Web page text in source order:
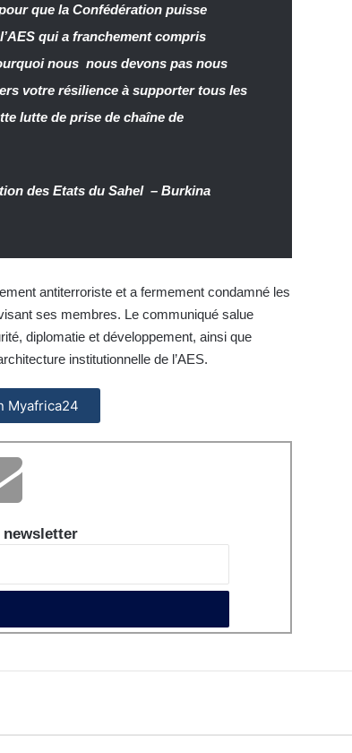
que la Confédération puisse
qui a franchement compris
nous nous devons pas nous
votre résilience à supporter tous les
lutte de prise de chaîne de
des Etats du Sahel – Burkina
antiterroriste et a fermement condamné les
ses membres. Le communiqué salue
diplomatie et développement, ainsi que
institutionnelle de l’AES.
Myafrica24
newsletter